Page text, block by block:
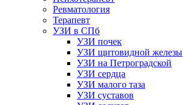
Ревматология
Терапевт
УЗИ в СПб
УЗИ почек
УЗИ щитовидной железы
УЗИ на Петроградской
УЗИ сердца
УЗИ малого таза
УЗИ суставов